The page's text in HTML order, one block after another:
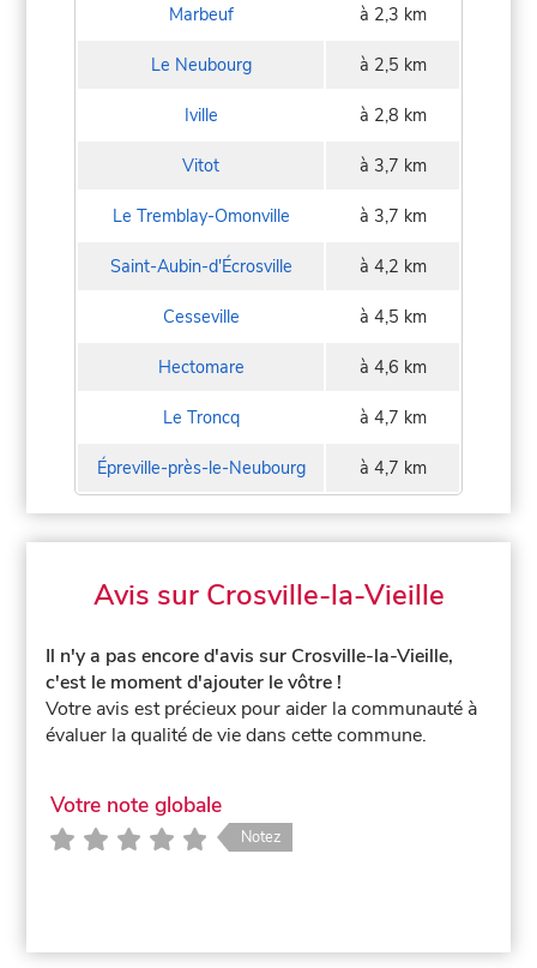
Marbeuf à 2,3 km
Le Neubourg à 2,5 km
Iville à 2,8 km
Vitot à 3,7 km
Le Tremblay-Omonville à 3,7 km
Saint-Aubin-d'Écrosville à 4,2 km
Cesseville à 4,5 km
Hectomare à 4,6 km
Le Troncq à 4,7 km
Épreville-près-le-Neubourg à 4,7 km
Avis sur Crosville-la-Vieille
Il n'y a pas encore d'avis sur Crosville-la-Vieille,
c'est le moment d'ajouter le vôtre !
Votre avis est précieux pour aider la communauté à
évaluer la qualité de vie dans cette commune.
Votre note globale
Notez